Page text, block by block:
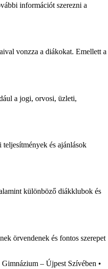
információt szerezni a
vonzza a diákokat. Emellett a
a jogi, orvosi, üzleti,
és ajánlások
különböző diákklubok és
örvendenek és fontos szerepet
– Újpest Szívében •